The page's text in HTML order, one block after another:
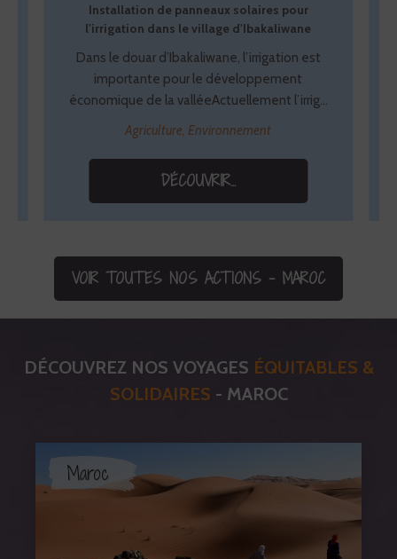
Installation de panneaux solaires pour
l'irrigation dans le village d'Ibakaliwane
Dans le douar d’Ibakaliwane, l’irrigation est
importante pour le développement
économique de la valléeActuellement l’irrig...
Agriculture, Environnement
DÉCOUVRIR...
VOIR TOUTES NOS ACTIONS - MAROC
DÉCOUVREZ NOS VOYAGES ÉQUITABLES &
SOLIDAIRES - MAROC
Maroc